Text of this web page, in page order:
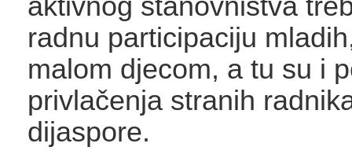
radnu participaciju
malom djecom, a tu su i
privlačenja stranih
dijaspore.